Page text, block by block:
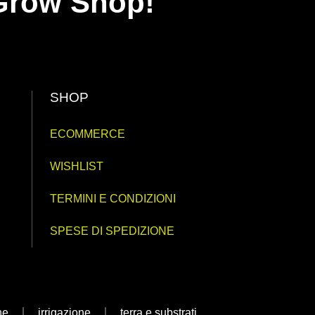
SHOP
ECOMMERCE
WISHLIST
TERMINI E CONDIZIONI
SPESE DI SPEDIZIONE